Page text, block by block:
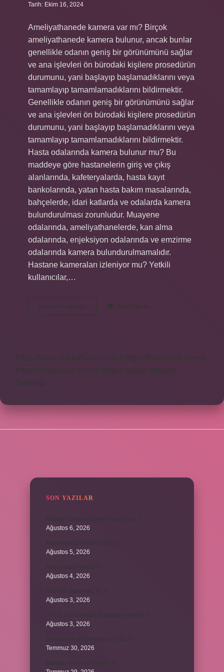
Tarih: Ekim 16, 2024
Ameliyathanede kamera var mı? Birçok
ameliyathanede kamera bulunur, ancak bunlar
genellikle odanın geniş bir görünümünü sağlar
ve ana işlevleri ön bürodaki kişilere prosedürün
durumunu, yani başlayıp başlamadıklarını veya
tamamlayıp tamamlamadıklarını bildirmektir.
Genellikle odanın geniş bir görünümünü sağlar
ve ana işlevleri ön bürodaki kişilere prosedürün
durumunu, yani başlayıp başlamadıklarını veya
tamamlayıp tamamlamadıklarını bildirmektir.
Hasta odalarında kamera bulunur mu? Bu
maddeye göre hastanelerin giriş ve çıkış
alanlarında, kafeteryalarda, hasta kayıt
bankolarında, yatan hasta bakım masalarında,
bahçelerde, idari katlarda ve odalarda kamera
bulundurulması zorunludur. Muayene
odalarında, ameliyathanelerde, kan alma
odalarında, enjeksiyon odalarında ve emzirme
odalarında kamera bulundurulmamalıdır.
Hastane kameraları izleniyor mu? Yetkili
kullanıcılar,…
Ameliyat
Odalarında
Yorum Bırak
https://www.doktorforum.com.tr
https://hardshell.com.tr
https://modarazzi.com.tr
knight online
nttgame
SON YAZILAR
Ağustos 6, 2026
Ağustos 5, 2026
Ağustos 4, 2026
Ağustos 3, 2026
Ağustos 3, 2026
Temmuz 30, 2026